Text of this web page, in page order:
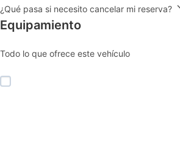
¿Qué pasa si necesito cancelar mi reserva?
Equipamiento
Todo lo que ofrece este vehículo